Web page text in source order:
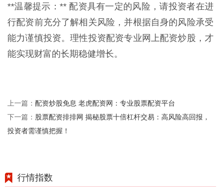
**温馨提示：** 配资具有一定的风险，请投资者在进
行配资前充分了解相关风险，并根据自身的风险承受
能力谨慎投资。理性投资配资专业网上配资炒股，才
能实现财富的长期稳健增长。
上一篇： 配资炒股免息 老虎配资网：专业股票配资平台
下一篇： 股票配资排排网 揭秘股票十倍杠杆交易：高风险高回报，
投资者需谨慎把握！
行情指数